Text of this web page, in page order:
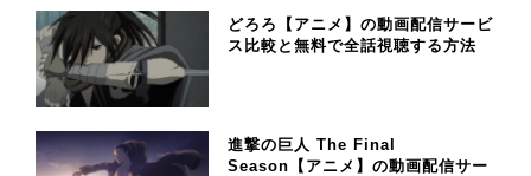
どろろ【アニメ】の動画配信サービ
ス比較と無料で全話視聴する方法
進撃の巨人 The Final
Season【アニメ】の動画配信サー